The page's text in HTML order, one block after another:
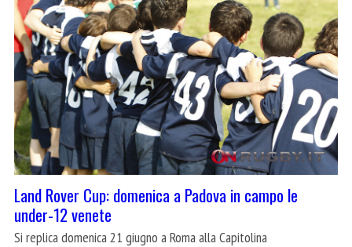
Land Rover Cup: domenica a Padova in campo le
under-12 venete
Si replica domenica 21 giugno a Roma alla Capitolina